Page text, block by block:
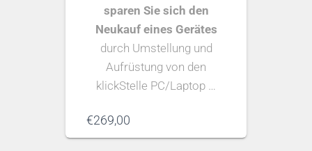
sparen Sie sich den
Neukauf eines Gerätes
durch Umstellung und
Aufrüstung von den
klickStelle PC/Laptop …
€269,00